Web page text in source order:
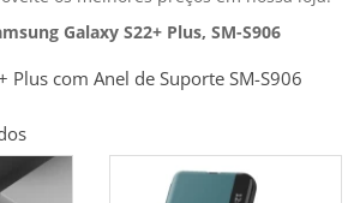
Galaxy S22+ Plus, SM-S906
Plus com Anel de Suporte SM-S906